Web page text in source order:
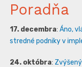
Poradňa
17. decembra: Áno,
stredné podniky v
24. októbra: